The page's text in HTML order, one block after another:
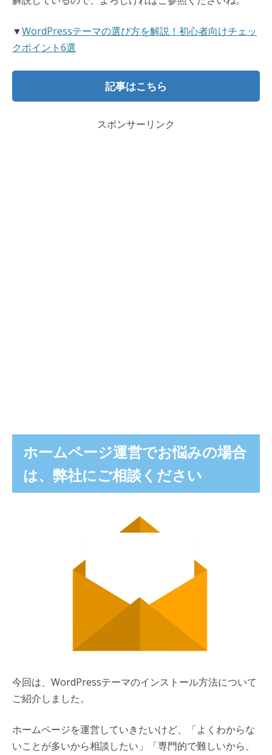
▼WordPressテーマの選び方を解説！初心者向けチェッ
クポイント6選
記事はこちら
スポンサーリンク
ホームページ運営でお悩みの場合
は、弊社にご相談ください
今回は、WordPressテーマのインストール方法について
ご紹介しました。
ホームページを運営していきたいけど、「よくわからな
いことが多いから相談したい」「専門的で難しいから、